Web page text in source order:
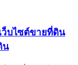
ว็บไซต์ขายที่ดิน
น